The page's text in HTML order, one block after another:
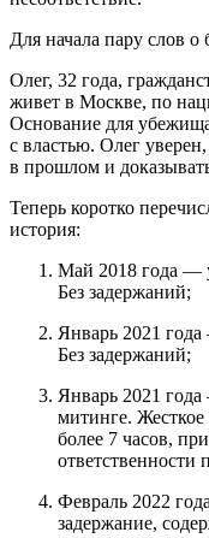
Для начала пару слов о
Олег, 32 года,
живет в Москве, по
Основание для
с властью. Олег
в прошлом и
Теперь коротко
история:
Май 2018 года —
Без задержаний;
Январь 2021
Без задержаний;
Январь 2021
митинге.
более 7 часов,
Февраль 2022
задержание,